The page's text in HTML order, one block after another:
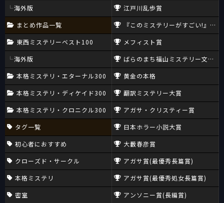
海外版
まとめ作品一覧
東西ミステリーベスト100
海外版
本格ミステリ・エターナル300
本格ミステリ・ディケイド300
本格ミステリ・クロニクル300
タグ一覧
初心者におすすめ
クローズド・サークル
本格ミステリ
密室
江戸川乱歩賞
『このミステリーがすごい!』大賞
メフィスト賞
ばらのまち福山ミステリー文学新
黄金の本格
翻訳ミステリー大賞
アガサ・クリスティー賞
日本ホラー小説大賞
大藪春彦賞
アガサ賞(最優秀長篇賞)
アガサ賞(最優秀処女長篇賞)
アンソニー賞(長編賞)